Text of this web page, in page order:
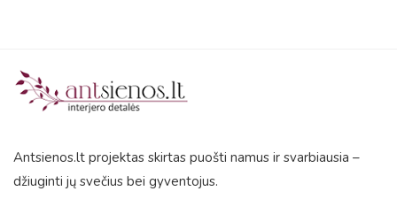
Antsienos.lt projektas skirtas puošti namus ir svarbiausia –
džiuginti jų svečius bei gyventojus.